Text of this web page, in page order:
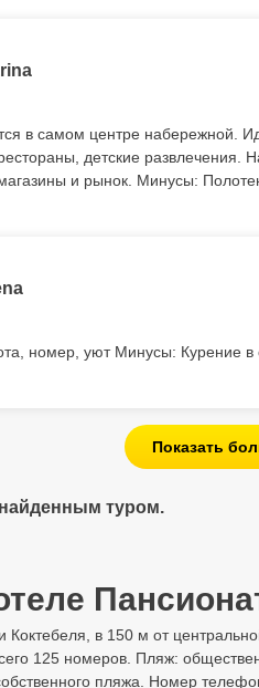
в самом центре набережной.
детские развлечения.
и рынок. Минусы:
номер, уют Минусы: Курение
Показать
туром.
Коктебеля, в 150 м от
125 номеров. Пляж:
пляжа. Номер